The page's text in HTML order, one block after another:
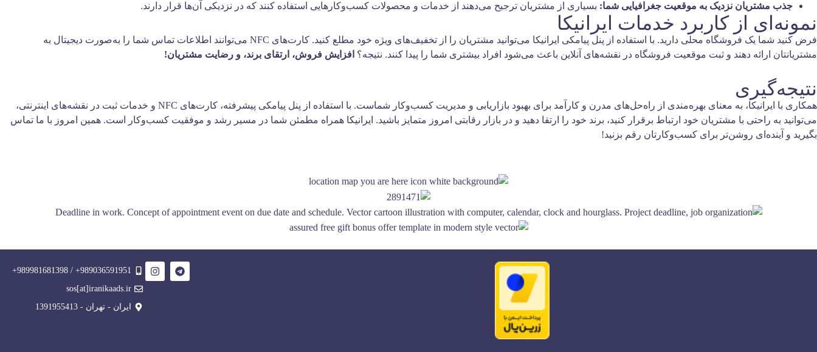
جذب مشتریان نزدیک به موقعیت جغرافیایی شما: بسیاری از مشتریان ترجیح می‌دهند از خدمات و محصولات کسب‌وکارهایی استفاده کنند که در نزدیکی آن‌ها قرار دارند.
نمونه‌ای از کاربرد خدمات ایرانیکا
فرض کنید شما یک فروشگاه محلی دارید. با استفاده از پنل پیامکی ایرانیکا می‌توانید مشتریان را از تخفیف‌های ویژه خود مطلع کنید. کارت‌های NFC می‌توانند اطلاعات تماس شما را به‌صورت دیجیتال به
مشتریانتان ارائه دهند و ثبت موقعیت فروشگاه در نقشه‌های آنلاین باعث می‌شود افراد بیشتری شما را پیدا کنند. نتیجه؟ افزایش فروش، ارتقای برند، و رضایت مشتریان!
نتیجه‌گیری
همکاری با ایرانیکا، به معنای بهره‌مندی از راه‌حل‌های مدرن و کارآمد برای بهبود بازاریابی و مدیریت کسب‌وکار شماست. با استفاده از پنل پیامکی پیشرفته، کارت‌های NFC و خدمات ثبت در نقشه‌های اینترنتی،
می‌توانید به راحتی با مشتریان خود ارتباط برقرار کنید، برند خود را ارتقا دهید و در بازار رقابتی امروز متمایز باشید. ایرانیکا همراه مطمئن شما در مسیر رشد و موفقیت کسب‌وکار است. همین امروز با ما تماس
بگیرید و آینده‌ای روشن‌تر برای کسب‌وکارتان رقم بزنید!
989036591951+ / 989981681398+
sos[at]iranikaads.ir
ایران - تهران - 1391955413